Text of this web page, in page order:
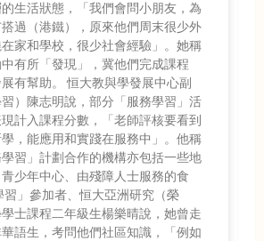
生活狀態，「我們會問小朋友，為
過（港鐵），原來他們周末很少外
家和學校，很少社會經驗」。她稱
有所「發現」，冀他們完成課程
有幫助。 恒大教與學發展中心副
）陳志明說，部分「服務學習」活
計入課程分數，「老師評核要看到
，能應用和實踐在服務中」。他稱
習」計劃合作的機構亦包括一些地
少年中心、由殘障人士服務的食
習」參加者、恒大亞洲研究（榮
士課程二年級生楊樂晴說，她曾走
語生，考問他們社區知識，「例如